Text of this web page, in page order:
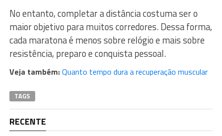
No entanto, completar a distância costuma ser o
maior objetivo para muitos corredores. Dessa forma,
cada maratona é menos sobre relógio e mais sobre
resistência, preparo e conquista pessoal.
Veja também:Quanto tempo dura a recuperação muscular
TAGS
RECENTE